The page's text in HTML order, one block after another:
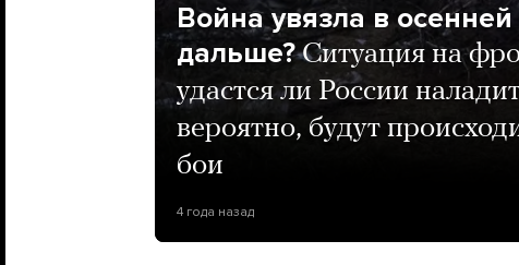
Война увязла в
дальше? Ситуация на
удастся ли России
вероятно, будут
бои
4 года назад